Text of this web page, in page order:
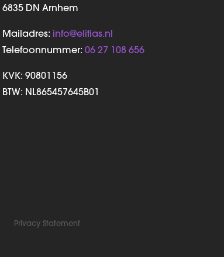
6835 DN Arnhem
Mailadres: info@elitias.nl
Telefoonnummer: 06 27 108 656
KVK: 90801156
BTW: NL865457645B01
Privacy Statement